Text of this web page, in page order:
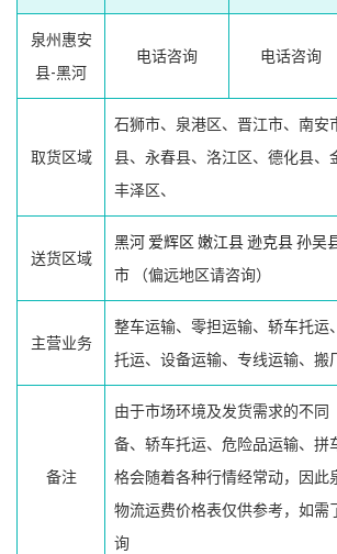
泉州惠安
县-黑河
电话咨询 电话咨询
取货区域
石狮市、泉港区、晋江市、南安
县、永春县、洛江区、德化县、
丰泽区、
送货区域
黑河 爱辉区 嫩江县逊克县孙吴
市 （偏远地区请咨询）
主营业务
整车运输、零担运输、轿车托运
托运、设备运输、专线运输、搬
备注
由于市场环境及发货需求的不同
备、轿车托运、危险品运输、拼
格会随着各种行情经常动，因此
物流运费价格表仅供参考，如需
询